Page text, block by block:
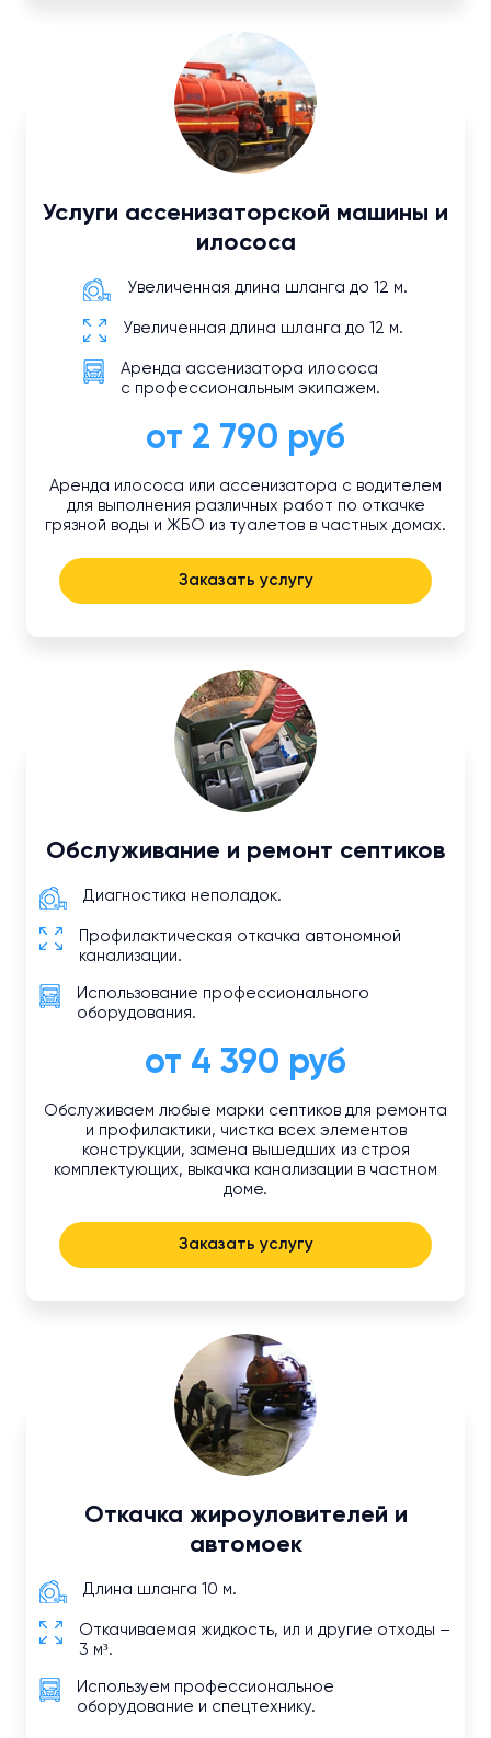
Услуги ассенизаторской машины и
илососа
Увеличенная длина шланга до 12 м.
Увеличенная длина шланга до 12 м.
Аренда ассенизатора илососа
с профессиональным экипажем.
от 2 790 руб
Аренда илососа или ассенизатора с водителем
для выполнения различных работ по откачке
грязной воды и ЖБО из туалетов в частных домах.
Заказать услугу
Обслуживание и ремонт септиков
Диагностика неполадок.
Профилактическая откачка автономной
канализации.
Использование профессионального
оборудования.
от 4 390 руб
Обслуживаем любые марки септиков для ремонта
и профилактики, чистка всех элементов
конструкции, замена вышедших из строя
комплектующих, выкачка канализации в частном
доме.
Заказать услугу
Откачка жироуловителей и
автомоек
Длина шланга 10 м.
Откачиваемая жидкость, ил и другие отходы –
3 м³.
Используем профессиональное
оборудование и спецтехнику.